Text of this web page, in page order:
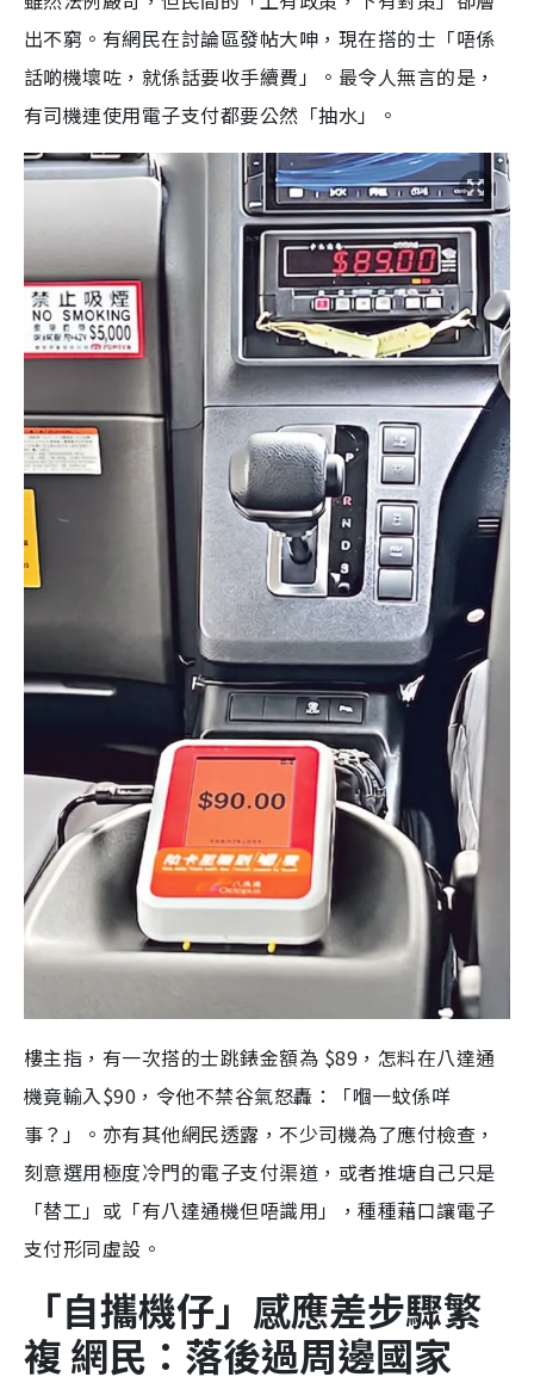
出不窮。有網民在討論區發帖大呻，現在搭的士「唔係
話啲機壞咗，就係話要收手續費」。最令人無言的是，
有司機連使用電子支付都要公然「抽水」。
樓主指，有一次搭的士跳錶金額為 $89，怎料在八達通
機竟輸入$90，令他不禁谷氣怒轟：「嗰一蚊係咩
事？」。亦有其他網民透露，不少司機為了應付檢查，
刻意選用極度冷門的電子支付渠道，或者推塘自己只是
「替工」或「有八達通機但唔識用」，種種藉口讓電子
支付形同虛設。
「自攜機仔」感應差步驟繁
複 網民：落後過周邊國家